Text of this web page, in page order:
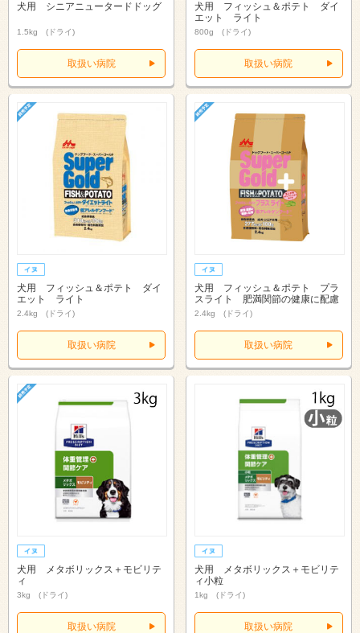
犬用 シニアニュータードドッグ
1.5kg (ドライ)
取扱い病院
犬用 フィッシュ＆ポテト ダイ
エット ライト
800g (ドライ)
取扱い病院
犬用 フィッシュ＆ポテト ダイ
エット ライト
2.4kg (ドライ)
取扱い病院
犬用 フィッシュ＆ポテト プラ
スライト 肥満関節の健康に配慮
2.4kg (ドライ)
取扱い病院
犬用 メタボリックス＋モビリテ
ィ
3kg (ドライ)
取扱い病院
犬用 メタボリックス＋モビリテ
ィ小粒
1kg (ドライ)
取扱い病院